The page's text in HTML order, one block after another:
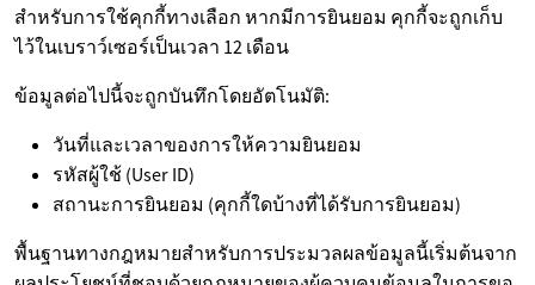
สำหรับการใช้คุกกี้ทางเลือก หากมีการยินยอม คุกกี้จะถูกเก็บ
ไว้ในเบราว์เซอร์เป็นเวลา 12 เดือน
ข้อมูลต่อไปนี้จะถูกบันทึกโดยอัตโนมัติ:
วันที่และเวลาของการให้ความยินยอม
รหัสผู้ใช้ (User ID)
สถานะการยินยอม (คุกกี้ใดบ้างที่ได้รับการยินยอม)
พื้นฐานทางกฎหมายสำหรับการประมวลผลข้อมูลนี้เริ่มต้นจาก